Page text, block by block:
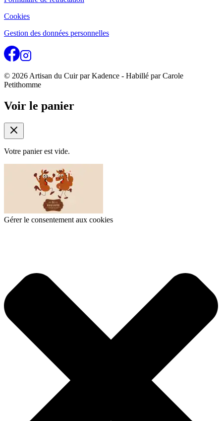
Cookies
Gestion des données personnelles
© 2026 Artisan du Cuir par Kadence - Habillé par Carole
Petithomme
Voir le panier
Votre panier est vide.
Gérer le consentement aux cookies